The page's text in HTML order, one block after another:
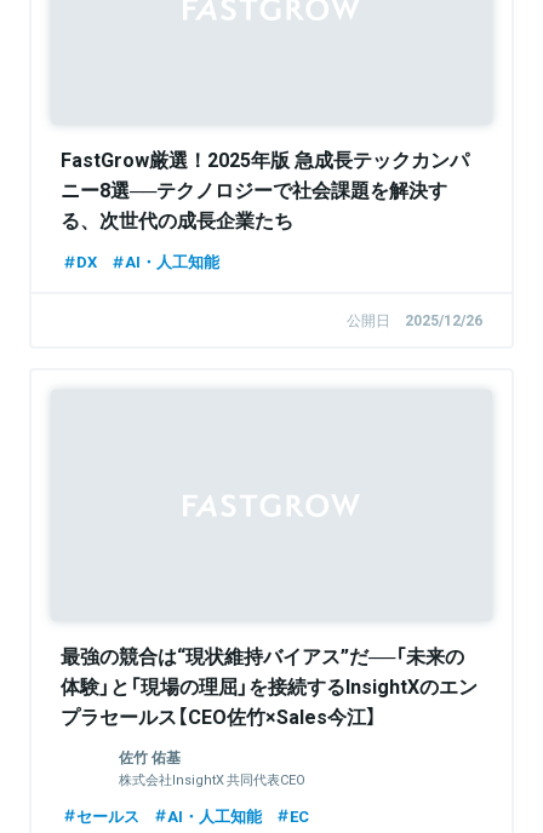
FastGrow厳選！2025年版 急成長テックカンパ
ニー8選──テクノロジーで社会課題を解決す
る、次世代の成長企業たち
DX AI・人工知能
公開日 2025/12/26
最強の競合は“現状維持バイアス”だ──「未来の
体験」と「現場の理屈」を接続するInsightXのエン
プラセールス【CEO佐竹×Sales今江】
佐竹 佑基
株式会社InsightX 共同代表CEO
セールス AI・人工知能 EC